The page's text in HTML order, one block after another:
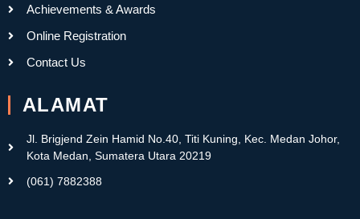
Achievements & Awards
Online Registration
Contact Us
ALAMAT
Jl. Brigjend Zein Hamid No.40, Titi Kuning, Kec. Medan Johor,
Kota Medan, Sumatera Utara 20219
(061) 7882388